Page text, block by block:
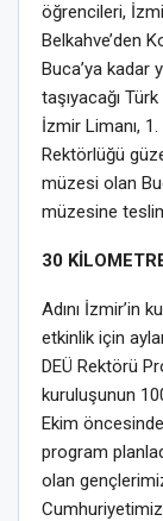
öğrencileri,
Belkahve’den
Buca’ya kadar
taşıyacağı
İzmir Limanı,
Rektörlüğü
müzesi olan
müzesine
30
Adını İzmir’in
etkinlik için
DEÜ Rektörü
kuruluşunun
Ekim
program
olan